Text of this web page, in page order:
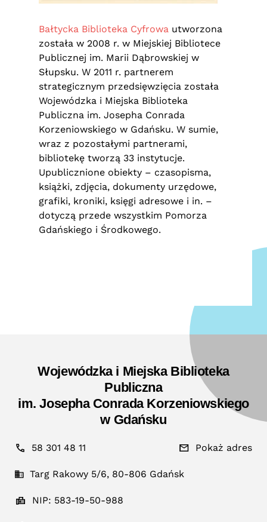
Bałtycka Biblioteka Cyfrowa utworzona
została w 2008 r. w Miejskiej Bibliotece
Publicznej im. Marii Dąbrowskiej w
Słupsku. W 2011 r. partnerem
strategicznym przedsięwzięcia została
Wojewódzka i Miejska Biblioteka
Publiczna im. Josepha Conrada
Korzeniowskiego w Gdańsku. W sumie,
wraz z pozostałymi partnerami,
bibliotekę tworzą 33 instytucje.
Upublicznione obiekty – czasopisma,
książki, zdjęcia, dokumenty urzędowe,
grafiki, kroniki, księgi adresowe i in. –
dotyczą przede wszystkim Pomorza
Gdańskiego i Środkowego.
Wojewódzka i Miejska Biblioteka
Publiczna
im. Josepha Conrada Korzeniowskiego
w Gdańsku
58 301 48 11 Pokaż adres
Targ Rakowy 5/6, 80-806 Gdańsk
NIP: 583-19-50-988